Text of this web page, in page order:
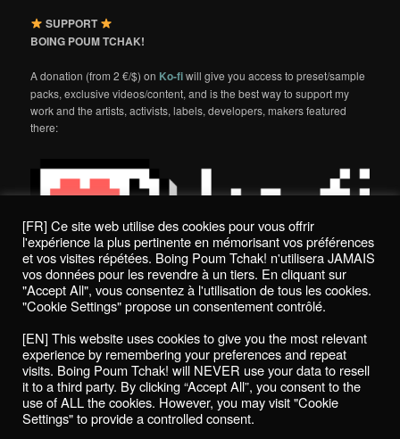
SUPPORT
BOING POUM TCHAK!
A donation (from 2 €/$) on Ko-fiwill give you access to preset/sample
packs, exclusive videos/content, and is the best way to support my
work and the artists, activists, labels, developers, makers featured
there:
Politique de confidentialité / Privacy Policy
Boing Poum Tchak! - 2022
[FR] Ce site web utilise des cookies pour vous offrir
l'expérience la plus pertinente en mémorisant vos préférences
et vos visites répétées. Boing Poum Tchak! n'utilisera JAMAIS
vos données pour les revendre à un tiers. En cliquant sur
"Accept All", vous consentez à l'utilisation de tous les cookies.
"Cookie Settings" propose un consentement contrôlé.
[EN] This website uses cookies to give you the most relevant
experience by remembering your preferences and repeat
visits. Boing Poum Tchak! will NEVER use your data to resell
it to a third party. By clicking “Accept All”, you consent to the
use of ALL the cookies. However, you may visit "Cookie
Settings" to provide a controlled consent.